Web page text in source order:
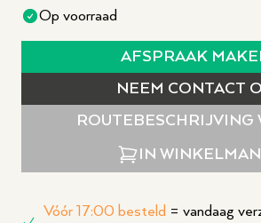
Op voorraad
AFSPRAAK
NEEM CONTACT
ROUTEBESCHRIJVING
IN
Vóór 17:00 besteld = vandaag